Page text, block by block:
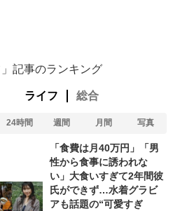
」記事のランキング
ライフ 総合
24時間 週間 月間 写真
「食費は月40万円」「男
性から食事に誘われな
い」大食いすぎて2年間彼
氏ができず…水着グラビ
アも話題の“可愛すぎ